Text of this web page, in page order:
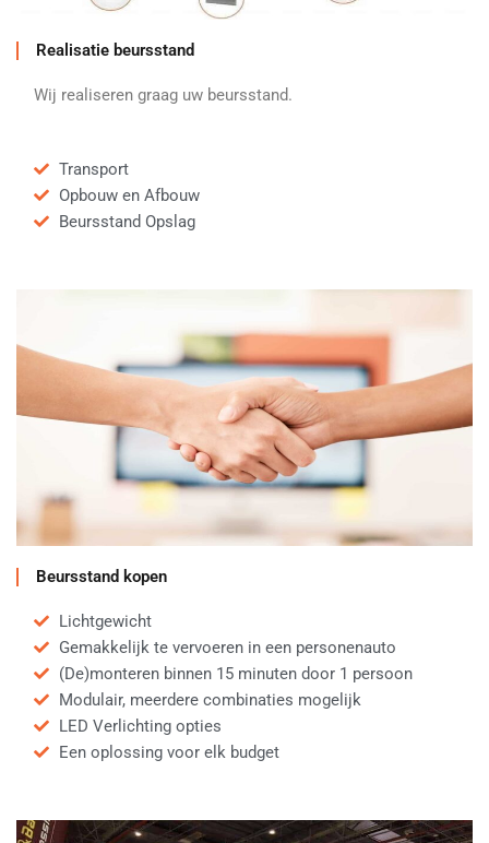
Realisatie beursstand
Wij realiseren graag uw beursstand.
Transport
Opbouw en Afbouw
Beursstand Opslag
Beursstand kopen
Lichtgewicht
Gemakkelijk te vervoeren in een personenauto
(De)monteren binnen 15 minuten door 1 persoon
Modulair, meerdere combinaties mogelijk
LED Verlichting opties
Een oplossing voor elk budget